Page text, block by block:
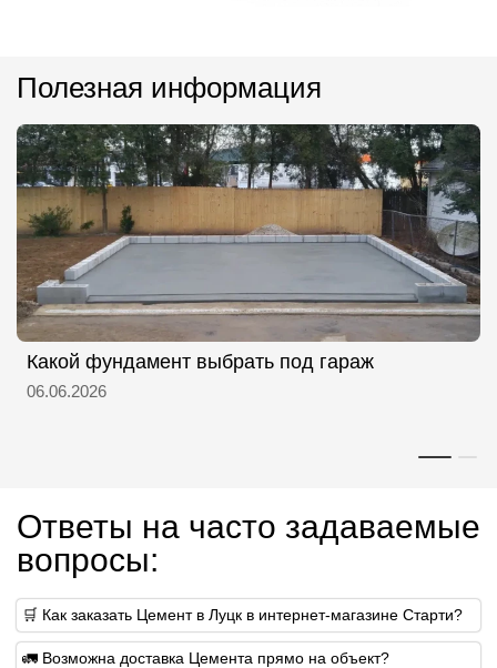
Полезная информация
Какой фундамент выбрать под гараж
06.06.2026
Ответы на часто задаваемые
вопросы:
🛒 Как заказать Цемент в Луцк в интернет-магазине Старти?
🚛 Возможна доставка Цемента прямо на объект?